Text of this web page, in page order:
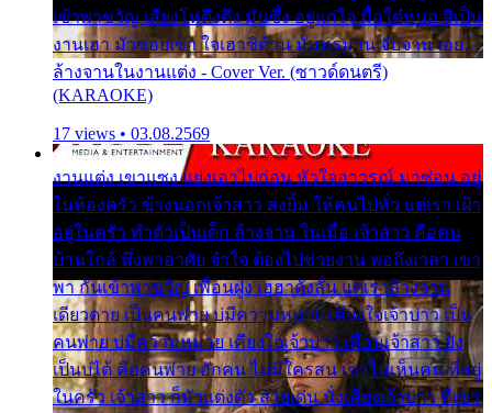
เข้าพาขวัญ เสียงโห่ตึงตึง มันซึ้ง อยู่แก่ใจ มื้อใด๋หนอ สิเป็น
งานเฮา มัวซอยเขา ใจเฮาซิด้าน มันทรมาน จับจาน เอย…
ล้างจานในงานแต่ง - Cover Ver. (ซาวด์ดนตรี)
(KARAOKE)
17 views • 03.08.2569
งานแต่ง เขาแซง แย่งเอาไปก่อน หัวใจอาวรณ์ มาซ่อน อยู่
ในห้องครัว ข้างนอกเจ้าสาว ส่งยิ้ม ให้คนไปทั่ว แต่เรา เฝ้า
อยู่ในครัว ทำตัวเป็นเด็ก ล้างจาน ในเมื่อ เจ้าสาว คือคน
บ้านใกล้ พึ่งพาอาศัย จำใจ ต้องไปช่วยงาน พอถึงเวลา เขา
พา กันเข้าพาขวัญ เพื่อนฝูง เฮฮาดังลั่น แต่เราล้างจาน
เดียวดาย เป็นคนพ่าย บ่มีความหมาย เคียงใจเจ้าบ่าว เป็น
คนพ่าย บ่มีความหมาย เคียงใจเจ้าบ่าว เพื่อนเจ้าสาว ยัง
เป็นบ่ได้ คือคนพ่าย ฮักคน ไม่มีใครสน เขาไม่เห็นคน ที่อยู่
ในครัว เจ้าสาว ก็มัวแต่งตัว สวยเด่น นั่งเคียงเจ้าบ่าว ที่เขา